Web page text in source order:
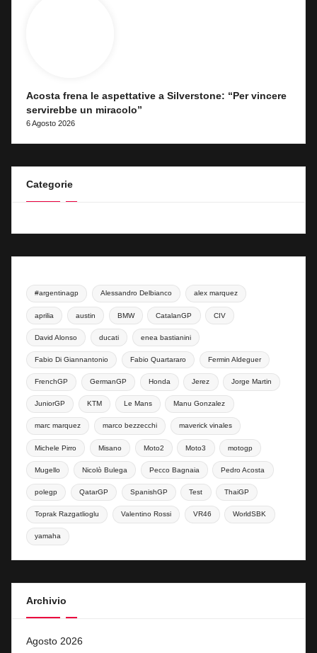
Acosta frena le aspettative a Silverstone: “Per vincere
servirebbe un miracolo”
6 Agosto 2026
Categorie
#argentinagp Alessandro Delbianco alex marquez
aprilia austin BMW CatalanGP CIV
David Alonso ducati enea bastianini
Fabio Di Giannantonio Fabio Quartararo Fermin Aldeguer
FrenchGP GermanGP Honda Jerez Jorge Martin
JuniorGP KTM Le Mans Manu Gonzalez
marc marquez marco bezzecchi maverick vinales
Michele Pirro Misano Moto2 Moto3 motogp
Mugello Nicolò Bulega Pecco Bagnaia Pedro Acosta
polegp QatarGP SpanishGP Test ThaiGP
Toprak Razgatlioglu Valentino Rossi VR46 WorldSBK
yamaha
Archivio
Agosto 2026